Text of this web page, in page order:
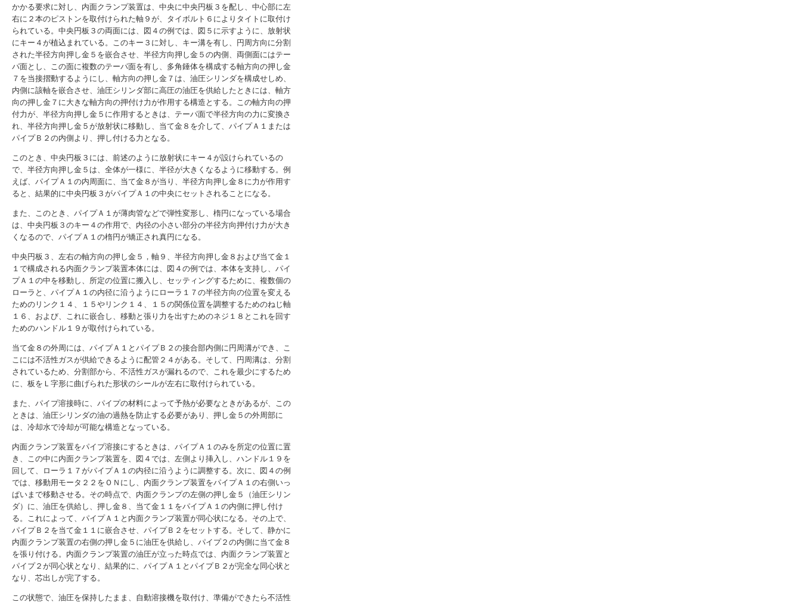
かかる要求に対し、内面クランプ装置は、中央に中央円板３を配し、中心部に左
右に２本のピストンを取付けられた軸９が、タイボルト６によりタイトに取付け
られている。中央円板３の両面には、図４の例では、図５に示すように、放射状
にキー４が植込まれている。このキー３に対し、キー溝を有し、円周方向に分割
された半径方向押し金５を嵌合させ、半径方向押し金５の内側、両側面にはテー
パ面とし、この面に複数のテーパ面を有し、多角錘体を構成する軸方向の押し金
７を当接摺動するようにし、軸方向の押し金７は、油圧シリンダを構成せしめ、
内側に該軸を嵌合させ、油圧シリンダ部に高圧の油圧を供給したときには、軸方
向の押し金７に大きな軸方向の押付け力が作用する構造とする。この軸方向の押
付力が、半径方向押し金５に作用するときは、テーパ面で半径方向の力に変換さ
れ、半径方向押し金５が放射状に移動し、当て金８を介して、パイプＡ１または
パイプＢ２の内側より、押し付ける力となる。
このとき、中央円板３には、前述のように放射状にキー４が設けられているの
で、半径方向押し金５は、全体が一様に、半径が大きくなるように移動する。例
えば、パイプＡ１の内周面に、当て金８が当り、半径方向押し金８に力が作用す
ると、結果的に中央円板３がパイプＡ１の中央にセットされることになる。
また、このとき、パイプＡ１が薄肉管などで弾性変形し、楕円になっている場合
は、中央円板３のキー４の作用で、内径の小さい部分の半径方向押付け力が大き
くなるので、パイプＡ１の楕円が矯正され真円になる。
中央円板３、左右の軸方向の押し金５，軸９、半径方向押し金８および当て金１
１で構成される内面クランプ装置本体には、図４の例では、本体を支持し、パイ
プＡ１の中を移動し、所定の位置に搬入し、セッティングするために、複数個の
ローラと、パイプＡ１の内径に沿うようにローラ１７の半径方向の位置を変える
ためのリンク１４、１５やリンク１４、１５の関係位置を調整するためのねじ軸
１６、および、これに嵌合し、移動と張り力を出すためのネジ１８とこれを回す
ためのハンドル１９が取付けられている。
当て金８の外周には、パイプＡ１とパイプＢ２の接合部内側に円周溝ができ、こ
こには不活性ガスが供給できるように配管２４がある。そして、円周溝は、分割
されているため、分割部から、不活性ガスが漏れるので、これを最少にするため
に、板をＬ字形に曲げられた形状のシールが左右に取付けられている。
また、パイプ溶接時に、パイプの材料によって予熱が必要なときがあるが、この
ときは、油圧シリンダの油の過熱を防止する必要があり、押し金５の外周部に
は、冷却水で冷却が可能な構造となっている。
内面クランプ装置をパイプ溶接にするときは、パイプＡ１のみを所定の位置に置
き、この中に内面クランプ装置を、図４では、左側より挿入し、ハンドル１９を
回して、ローラ１７がパイプＡ１の内径に沿うように調整する。次に、図４の例
では、移動用モータ２２をＯＮにし、内面クランプ装置をパイプＡ１の右側いっ
ぱいまで移動させる。その時点で、内面クランプの左側の押し金５（油圧シリン
ダ）に、油圧を供給し、押し金８、当て金１１をパイプＡ１の内側に押し付け
る。これによって、パイプＡ１と内面クランプ装置が同心状になる。その上で、
パイプＢ２を当て金１１に嵌合させ、パイプＢ２をセットする。そして、静かに
内面クランプ装置の右側の押し金５に油圧を供給し、パイプ２の内側に当て金８
を張り付ける。内面クランプ装置の油圧が立った時点では、内面クランプ装置と
パイプ２が同心状となり、結果的に、パイプＡ１とパイプＢ２が完全な同心状と
なり、芯出しが完了する。
この状態で、油圧を保持したまま、自動溶接機を取付け、準備ができたら不活性